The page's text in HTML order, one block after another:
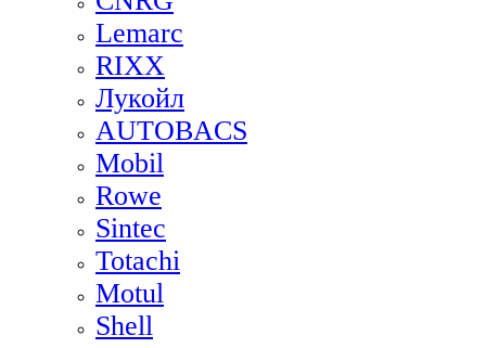
Lemarc
RIXX
Лукойл
AUTOBACS
Mobil
Rowe
Sintec
Totachi
Motul
Shell